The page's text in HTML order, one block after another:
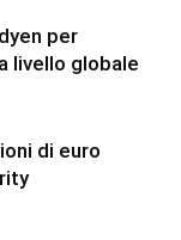
per
livello globale
di euro